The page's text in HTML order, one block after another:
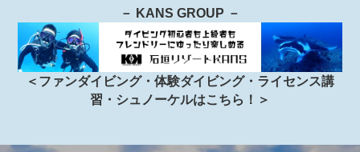
－ KANS GROUP －
＜ファンダイビング・体験ダイビング・ライセンス講
習・シュノーケルはこちら！＞